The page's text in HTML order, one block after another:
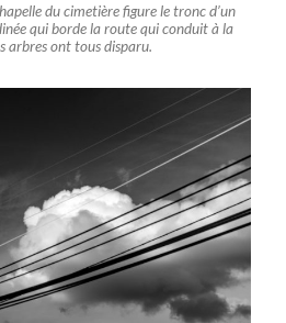
du cimetière figure le tronc d’un
qui borde la route qui conduit à la
arbres ont tous disparu.